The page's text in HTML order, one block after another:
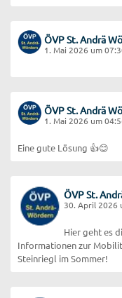
ÖVP St. Andrä
1. Mai 2026 um
ÖVP St. Andrä
1. Mai 2026 um
Eine gute Lösung 👍😊
ÖVP St.
30. April 2026
Hier geht es
Informationen zur
Steinriegl im Sommer!